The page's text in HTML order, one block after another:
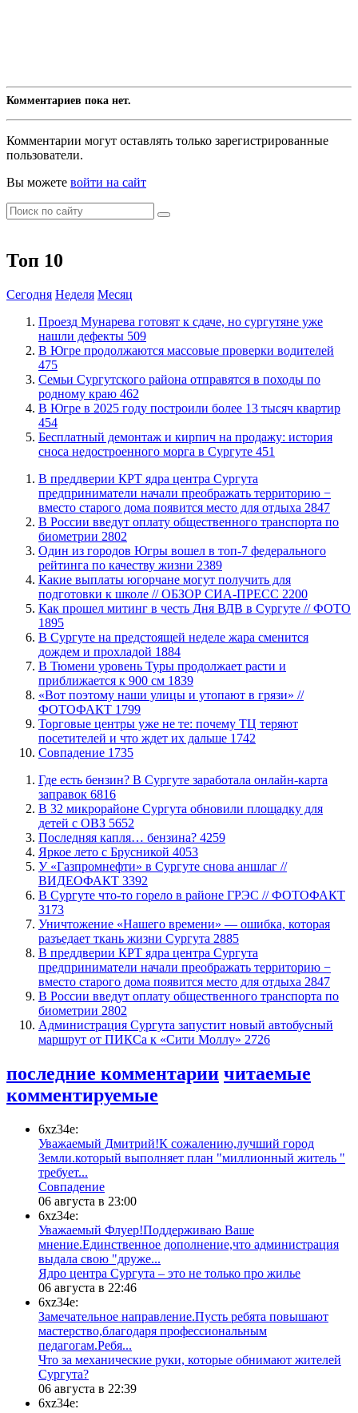
Комментариев пока нет.
Комментарии могут оставлять только зарегистрированные
пользователи.
Вы можете войти на сайт
Топ 10
Сегодня Неделя Месяц
​Проезд Мунарева готовят к сдаче, но сургутяне уже
нашли дефекты 509
​В Югре продолжаются массовые проверки водителей
475
​Семьи Сургутского района отправятся в походы по
родному краю 462
​В Югре в 2025 году построили более 13 тысяч квартир
454
​Бесплатный демонтаж и кирпич на продажу: история
сноса недостроенного морга в Сургуте 451
​В преддверии КРТ ядра центра Сургута
предприниматели начали преображать территорию −
вместо старого дома появится место для отдыха 2847
В России введут оплату общественного транспорта по
биометрии 2802
Один из городов Югры вошел в топ-7 федерального
рейтинга по качеству жизни 2389
Какие выплаты югорчане могут получить для
подготовки к школе // ОБЗОР СИА-ПРЕСС 2200
Как прошел митинг в честь Дня ВДВ в Сургуте // ФОТО
1895
В Сургуте на предстоящей неделе жара сменится
дождем и прохладой 1884
В Тюмени уровень Туры продолжает расти и
приближается к 900 см 1839
«Вот поэтому наши улицы и утопают в грязи» //
ФОТОФАКТ 1799
Торговые центры уже не те: почему ТЦ теряют
посетителей и что ждет их дальше 1742
​Совпадение 1735
​Где есть бензин? В Сургуте заработала онлайн-карта
заправок 6816
В 32 микрорайоне Сургута обновили площадку для
детей с ОВЗ 5652
​Последняя капля… бензина? 4259
Яркое лето с Брусникой 4053
У «Газпромнефти» в Сургуте снова аншлаг //
ВИДЕОФАКТ 3392
​В Сургуте что-то горело в районе ГРЭС // ФОТОФАКТ
3173
​Уничтожение «Нашего времени» — ошибка, которая
разъедает ткань жизни Сургута 2885
​В преддверии КРТ ядра центра Сургута
предприниматели начали преображать территорию −
вместо старого дома появится место для отдыха 2847
В России введут оплату общественного транспорта по
биометрии 2802
​Администрация Сургута запустит новый автобусный
маршрут от ПИКСа к «Сити Моллу» 2726
последние комментарии читаемые
комментируемые
6xz34e:
Уважаемый Дмитрий!К сожалению,лучший город
Земли.который выполняет план "миллионный житель "
требует...
​Совпадение
06 августа в 23:00
6xz34e:
Уважаемый Флуер!Поддерживаю Ваше
мнение.Единственное дополнение,что администрация
выдала свою "друже...
​Ядро центра Сургута ‒ это не только про жилье
06 августа в 22:46
6xz34e:
Замечательное направление.Пусть ребята повышают
мастерство,благодаря профессиональным
педагогам.Ребя...
​Что за механические руки, которые обнимают жителей
Сургута?
06 августа в 22:39
6xz34e: